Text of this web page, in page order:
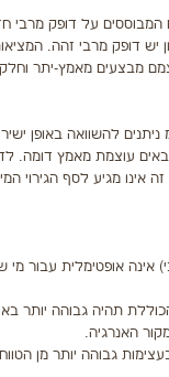
על דופק מרבי
בגיל נתון יש דופק מרבי
מבצעים מאמץ-יתר
להשוואה באופן
מתוך הצח"מ יהיו נמוכים ב- 10%-5% מערכי
את אזור שריפת השומן הקלאסי (70%-60%
תהיה גבוהה יותר
האנרגיה.
גבוהה יותר מן